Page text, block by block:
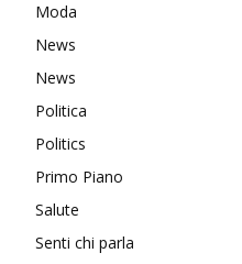
Moda
News
News
Politica
Politics
Primo Piano
Salute
Senti chi parla